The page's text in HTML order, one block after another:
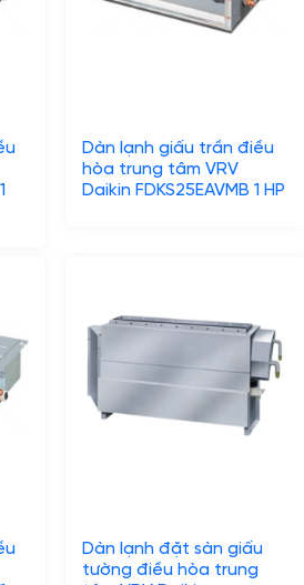
Dàn lạnh giấu trần điều
hòa trung tâm VRV
Daikin FDKS25EAVMB 1 HP
Dàn lạnh đặt sàn giấu
tường điều hòa trung